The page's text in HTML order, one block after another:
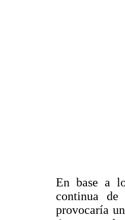
En base a
continua de
provocaría